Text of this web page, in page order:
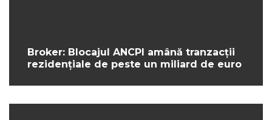
Broker: Blocajul ANCPI amână tranzacții
rezidențiale de peste un miliard de euro